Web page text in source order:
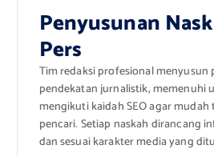
Penyusunan
Pers
Tim redaksi profesional menyusun
pendekatan jurnalistik, memenuhi
mengikuti kaidah SEO agar mudah
pencari. Setiap naskah dirancang
dan sesuai karakter media yang